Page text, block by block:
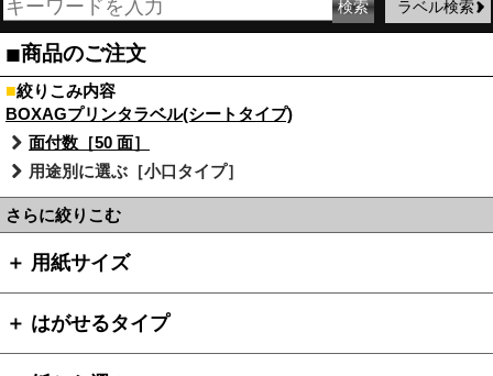
ラベル検索
■商品のご注文
■絞りこみ内容
BOXAGプリンタラベル(シートタイプ)
面付数［50 面］
用途別に選ぶ［小口タイプ］
さらに絞りこむ
＋ 用紙サイズ
＋ はがせるタイプ